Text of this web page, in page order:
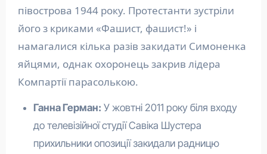
півострова 1944 року. Протестанти зустріли
його з криками «Фашист, фашист!» і
намагалися кілька разів закидати Симоненка
яйцями, однак охоронець закрив лідера
Компартії парасолькою.
Ганна Герман: У жовтні 2011 року біля входу
до телевізійної студії Савіка Шустера
прихильники опозиції закидали радницю